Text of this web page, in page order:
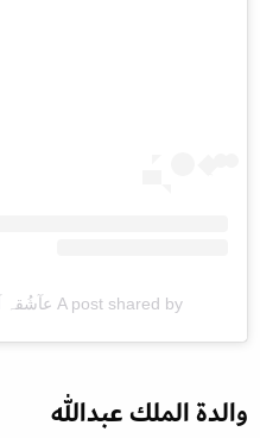
A post shared by عآشُقہ آلُہآشُميَ (@dunyaalamall)
والدة الملك عبدالله